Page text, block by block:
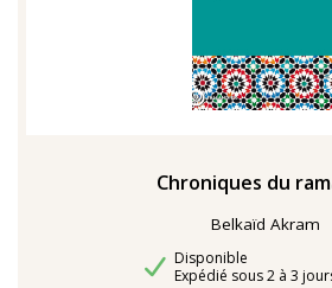
Chroniques du
Belkaïd Akram
Disponibilité
Disponible
Délais de livraison
Expédié sous 2 à 3